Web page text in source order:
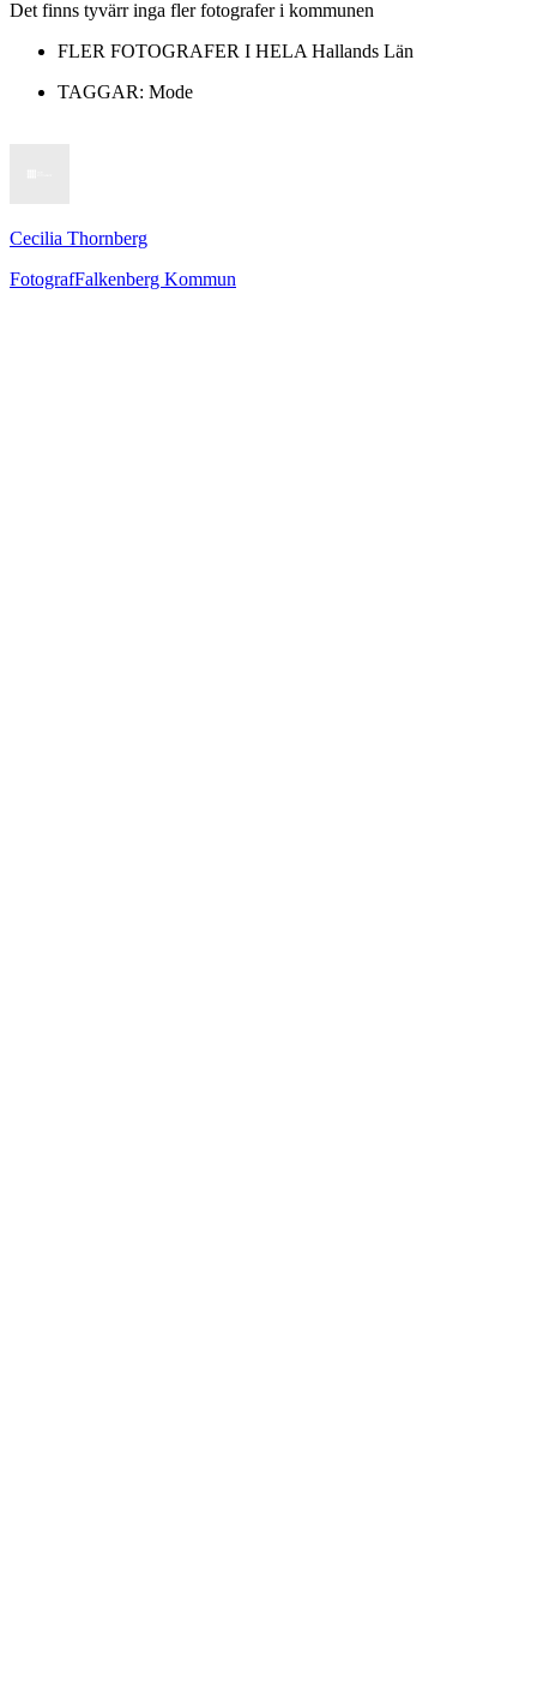
Det finns tyvärr inga fler fotografer i kommunen
FLER FOTOGRAFER I HELA Hallands Län
TAGGAR: Mode
Cecilia Thornberg
FotografFalkenberg Kommun